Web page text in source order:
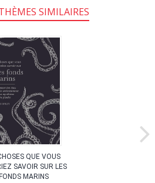
SIMILAIRES
QUE VOUS
SAVOIR SUR LES
FONDS MARINS